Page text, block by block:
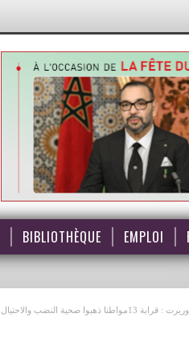
BIBLIOTHÈQUE EMPLOI
: قرابة 13مواطنا ذهبوا صحية النضب والاحتيال؟؟